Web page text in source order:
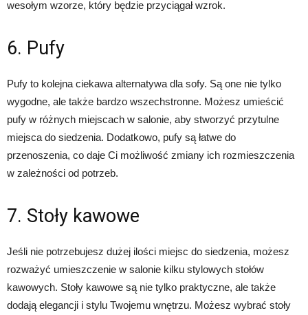
wesołym wzorze, który będzie przyciągał wzrok.
6. Pufy
Pufy to kolejna ciekawa alternatywa dla sofy. Są one nie tylko
wygodne, ale także bardzo wszechstronne. Możesz umieścić
pufy w różnych miejscach w salonie, aby stworzyć przytulne
miejsca do siedzenia. Dodatkowo, pufy są łatwe do
przenoszenia, co daje Ci możliwość zmiany ich rozmieszczenia
w zależności od potrzeb.
7. Stoły kawowe
Jeśli nie potrzebujesz dużej ilości miejsc do siedzenia, możesz
rozważyć umieszczenie w salonie kilku stylowych stołów
kawowych. Stoły kawowe są nie tylko praktyczne, ale także
dodają elegancji i stylu Twojemu wnętrzu. Możesz wybrać stoły